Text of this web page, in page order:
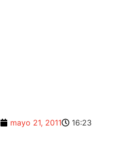
mayo 21, 2011 16:23